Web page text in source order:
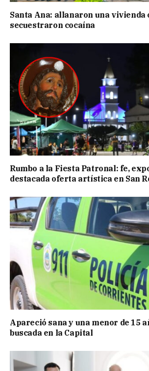
Santa Ana: allanaron una vivienda
secuestraron cocaína
Rumbo a la Fiesta Patronal: fe,
destacada oferta artística en San
Apareció sana y una menor de 15
buscada en la Capital